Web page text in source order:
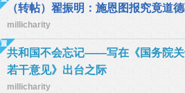
（转帖）翟振明：施恩图报究竟道
millicharity
共和国不会忘记——写在《国务院关
若干意见》出台之际
millicharity